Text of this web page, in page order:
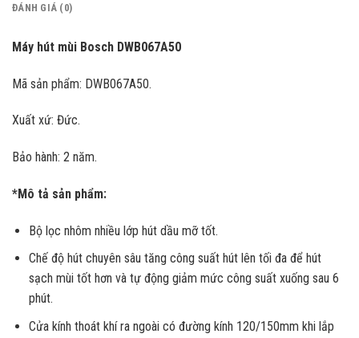
ĐÁNH GIÁ (0)
Máy hút mùi Bosch DWB067A50
Mã sản phẩm: DWB067A50.
Xuất xứ: Đức.
Bảo hành: 2 năm.
*Mô tả sản phẩm:
Bộ lọc nhôm nhiều lớp hút dầu mỡ tốt.
Chế độ hút chuyên sâu tăng công suất hút lên tối đa để hút
sạch mùi tốt hơn và tự động giảm mức công suất xuống sau 6
phút.
Cửa kính thoát khí ra ngoài có đường kính 120/150mm khi lắp